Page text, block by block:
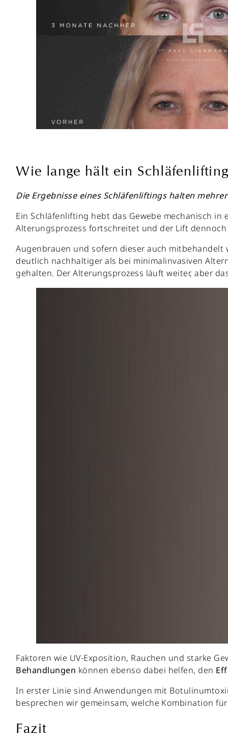
Wie lange hält ein
Die Ergebnisse eines Schläfenliftings halten
Ein Schläfenlifting hebt das Gewebe mechanisch
Alterungsprozess fortschreitet und der Lift
Augenbrauen und sofern dieser auch mitbehandelt
deutlich nachhaltiger als bei minimalinvasiven
gehalten. Der Alterungsprozess läuft weiter, aber
Faktoren wie UV-Exposition, Rauchen und starke
Behandlungen können ebenso dabei helfen, den
In erster Linie sind Anwendungen mit
besprechen wir gemeinsam, welche Kombination
Fazit